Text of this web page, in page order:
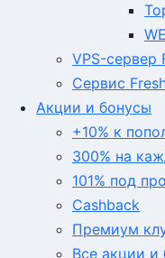
VPS-сервер
Сервис
Акции и бонусы
+10% к
300% на
101% под
Cashback
Премиум
Все акции и